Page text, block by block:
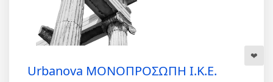
Urbanova ΜΟΝΟΠΡΟΣΩΠΗ Ι.Κ.Ε.